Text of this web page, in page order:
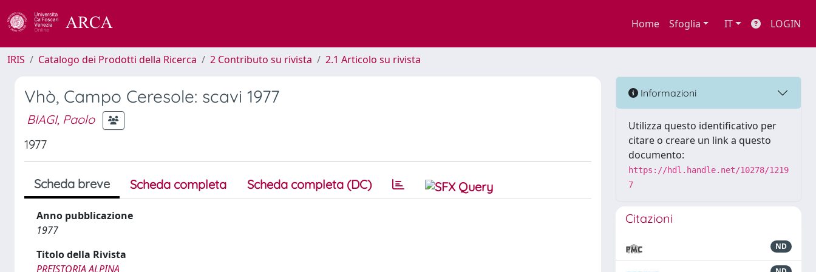
Home Sfoglia IT LOGIN
IRIS Catalogo dei Prodotti della Ricerca 2 Contributo su rivista 2.1 Articolo su rivista
Vhò, Campo Ceresole: scavi 1977
BIAGI, Paolo
1977
Scheda breve Scheda completa Scheda completa (DC)
Anno pubblicazione
1977
Titolo della Rivista
PREISTORIA ALPINA
Informazioni
Utilizza questo identificativo per
citare o creare un link a questo
documento:
https://hdl.handle.net/10278/1219
7
Citazioni
ND